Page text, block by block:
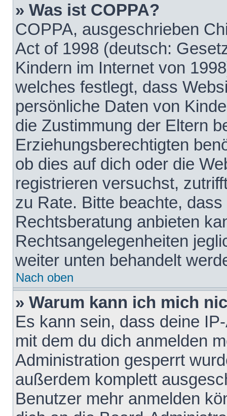
» Was ist COPPA?
COPPA, ausgeschrieben
Act of 1998 (deutsch:
Kindern im Internet von
welches festlegt, dass
persönliche Daten von
die Zustimmung der Eltern
Erziehungsberechtigten
ob dies auf dich oder die
registrieren versuchst,
zu Rate. Bitte beachte,
Rechtsberatung anbieten
Rechtsangelegenheiten
weiter unten behandelt
Nach oben
» Warum kann ich mich
Es kann sein, dass deine
mit dem du dich anmelden
Administration gesperrt
außerdem komplett
Benutzer mehr anmelden